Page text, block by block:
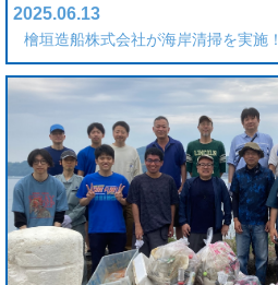
2025.06.13
檜垣造船株式会社が海岸清掃を実施！